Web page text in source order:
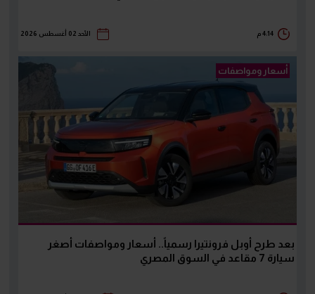
4:14 م الأحد 02 أغسطس 2026
أسعار ومواصفات
بعد طرح أوبل فرونتيرا رسمياً.. أسعار ومواصفات أصغر
سيارة 7 مقاعد في السوق المصري